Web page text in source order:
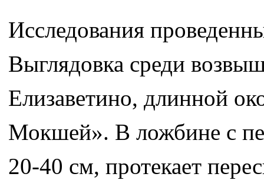
Исследования
Выглядовка среди
Елизаветино, длинной
Мокшей». В ложбине с
20-40 см, протекает